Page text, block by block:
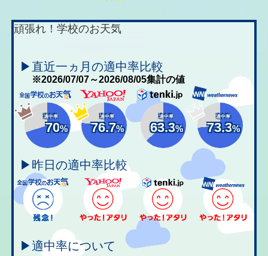
頑張れ！学校のお天気
▶直近一ヵ月の適中率比較
※2026/07/07～2026/08/05集計の値
適中率
70%
適中率
76.7%
適中率
63.3%
適中率
73.3%
▶昨日の適中率比較
▶適中率について